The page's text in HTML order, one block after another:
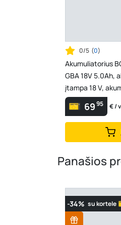
0/5 (0)
Akumuliatorius
GBA 18V 5.0Ah,
įtampa 18 V,
6995 € /
Panašios
-34% su kortele